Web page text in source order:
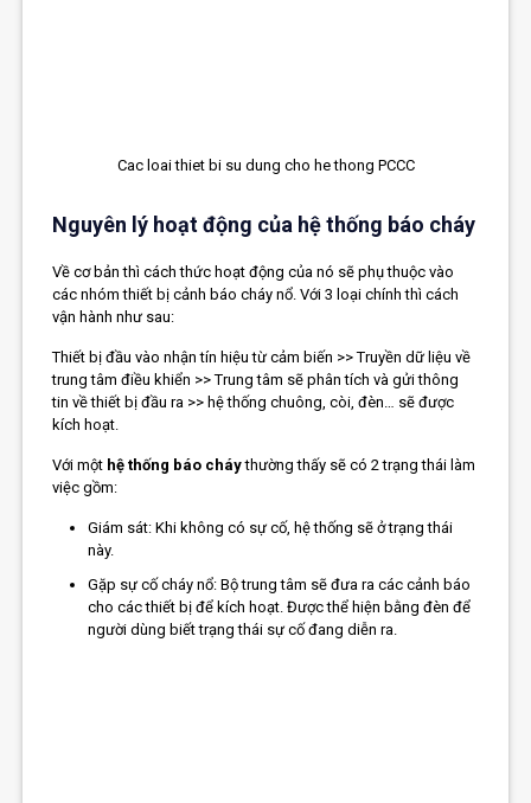
Cac loai thiet bi su dung cho he thong PCCC
Nguyên lý hoạt động của hệ thống báo cháy
Về cơ bản thì cách thức hoạt động của nó sẽ phụ thuộc vào
các nhóm thiết bị cảnh báo cháy nổ. Với 3 loại chính thì cách
vận hành như sau:
Thiết bị đầu vào nhận tín hiệu từ cảm biến >> Truyền dữ liệu về
trung tâm điều khiển >> Trung tâm sẽ phân tích và gửi thông
tin về thiết bị đầu ra >> hệ thống chuông, còi, đèn… sẽ được
kích hoạt.
Với một hệ thống báo cháythường thấy sẽ có 2 trạng thái làm
việc gồm:
Giám sát: Khi không có sự cố, hệ thống sẽ ở trạng thái
này.
Gặp sự cố cháy nổ: Bộ trung tâm sẽ đưa ra các cảnh báo
cho các thiết bị để kích hoạt. Được thể hiện bằng đèn để
người dùng biết trạng thái sự cố đang diễn ra.